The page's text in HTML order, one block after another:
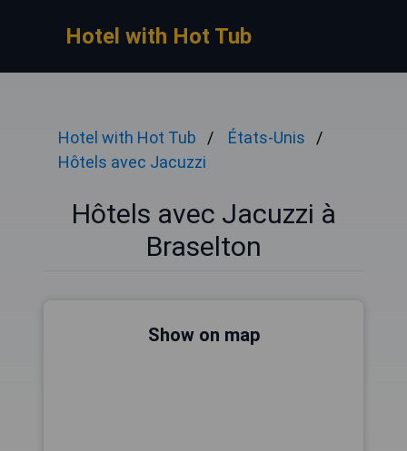
Hotel with Hot Tub
Hotel with Hot Tub
États-Unis
Hôtels avec Jacuzzi
Hôtels avec Jacuzzi à
Braselton
Show on map